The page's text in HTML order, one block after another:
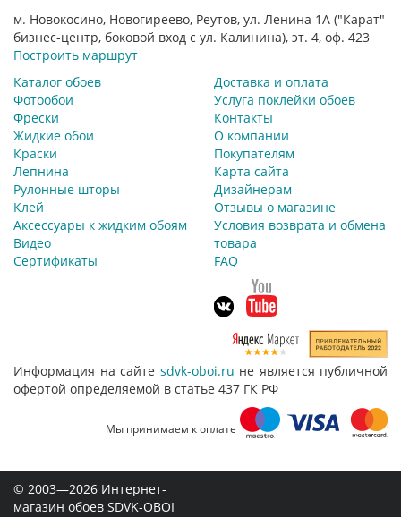
м. Новокосино, Новогиреево, Реутов, ул. Ленина 1А ("Карат"
бизнес-центр, боковой вход с ул. Калинина), эт. 4, оф. 423
Построить маршрут
Каталог обоев
Фотообои
Фрески
Жидкие обои
Краски
Лепнина
Рулонные шторы
Клей
Аксессуары к жидким обоям
Видео
Сертификаты
Доставка и оплата
Услуга поклейки обоев
Контакты
О компании
Покупателям
Карта сайта
Дизайнерам
Отзывы о магазине
Условия возврата и обмена
товара
FAQ
Информация на сайте sdvk-oboi.ru не является публичной
офертой определяемой в статье 437 ГК РФ
Мы принимаем к оплате
© 2003—2026 Интернет-
магазин обоев SDVK-OBOI